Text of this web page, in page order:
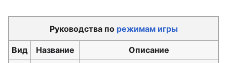
Руководства по режимам игры
Вид Название
Описание